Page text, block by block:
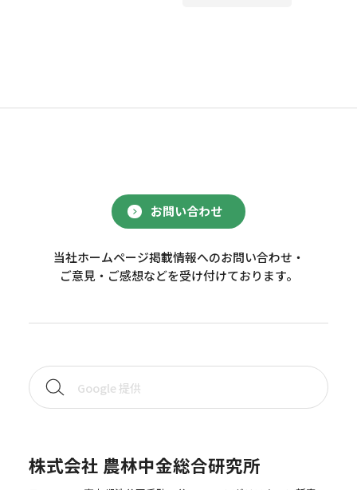
お問い合わせ
当社ホームページ掲載情報へのお問い合わせ・
ご意見・ご感想などを受け付けております。
株式会社 農林中金総合研究所